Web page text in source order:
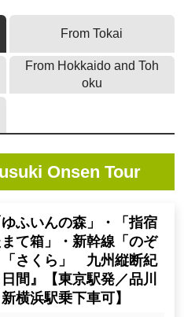
hot spring), sodium c
isotonic hot sprin
Information
such as Chirin-ga-shi
other sightseeing spo
dake, and Nag
on nearby beaches, yo
you can enjoy swim
From Tokai
From Hokkaido and Toh
oku
Onsen Tour
ゆふいんの森」・「指宿
て箱」・新幹線「のぞ
「さくら」 九州縦断紀
間』【東京駅発／品川
横浜駅乗下車可】